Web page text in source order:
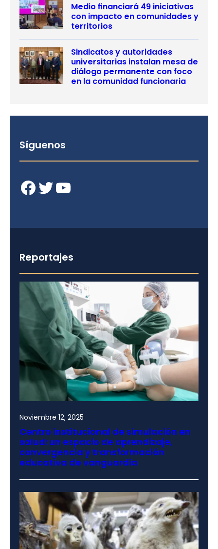
Medio financiará 49 iniciativas
con impacto en comunidades y
territorios
Sindicatos y autoridades
universitarias instalan mesa de
diálogo permanente con foco
en la comunidad funcionaria
Síguenos
Facebook Twitter YouTube
Reportajes
Noviembre 12, 2025
Centro institucional de simulación en
salud: un espacio de aprendizaje,
convergencia y transformación
educativa de vanguardia